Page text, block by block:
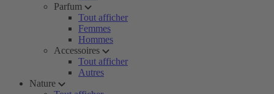
Parfum
Tout afficher
Femmes
Hommes
Accessoires
Tout afficher
Autres
Nature